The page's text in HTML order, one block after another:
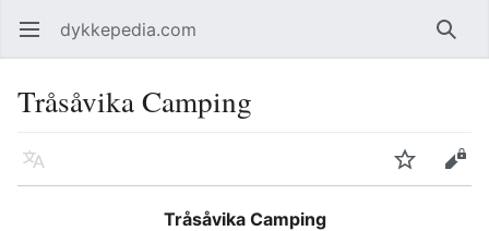
Åpne hovedmenyen dykkepedia.com Søk
Tråsåvika Camping
Språk Overvåk Rediger
Tråsåvika Camping